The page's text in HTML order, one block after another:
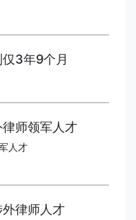
3年9个月
师领军人才
人才
律师人才